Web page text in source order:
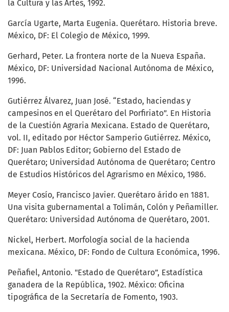
la Cultura y las Artes, 1992.
García Ugarte, Marta Eugenia. Querétaro. Historia breve.
México, DF: El Colegio de México, 1999.
Gerhard, Peter. La frontera norte de la Nueva España.
México, DF: Universidad Nacional Autónoma de México,
1996.
Gutiérrez Álvarez, Juan José. “Estado, haciendas y
campesinos en el Querétaro del Porfiriato”. En Historia
de la Cuestión Agraria Mexicana. Estado de Querétaro,
vol. II, editado por Héctor Samperio Gutiérrez. México,
DF: Juan Pablos Editor; Gobierno del Estado de
Querétaro; Universidad Autónoma de Querétaro; Centro
de Estudios Históricos del Agrarismo en México, 1986.
Meyer Cosío, Francisco Javier. Querétaro árido en 1881.
Una visita gubernamental a Tolimán, Colón y Peñamiller.
Querétaro: Universidad Autónoma de Querétaro, 2001.
Nickel, Herbert. Morfología social de la hacienda
mexicana. México, DF: Fondo de Cultura Económica, 1996.
Peñafiel, Antonio. "Estado de Querétaro”, Estadística
ganadera de la República, 1902. México: Oficina
tipográfica de la Secretaría de Fomento, 1903.